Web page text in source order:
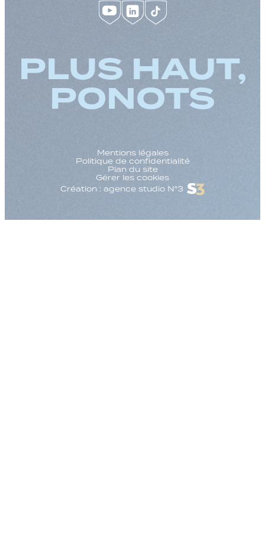
PLUS HAUT,
PONOTS
Mentions légales
Politique de confidentialité
Plan du site
Gérer les cookies
Création : agence studio N°3